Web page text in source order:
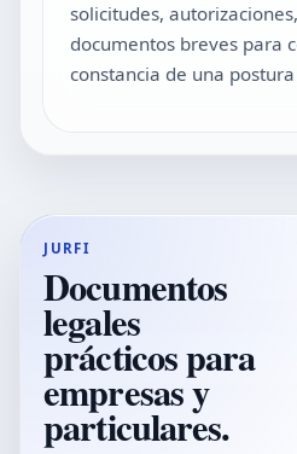
solicitudes,
documentos breves para
constancia de una
JURFI
Documentos
legales
prácticos para
empresas y
particulares.